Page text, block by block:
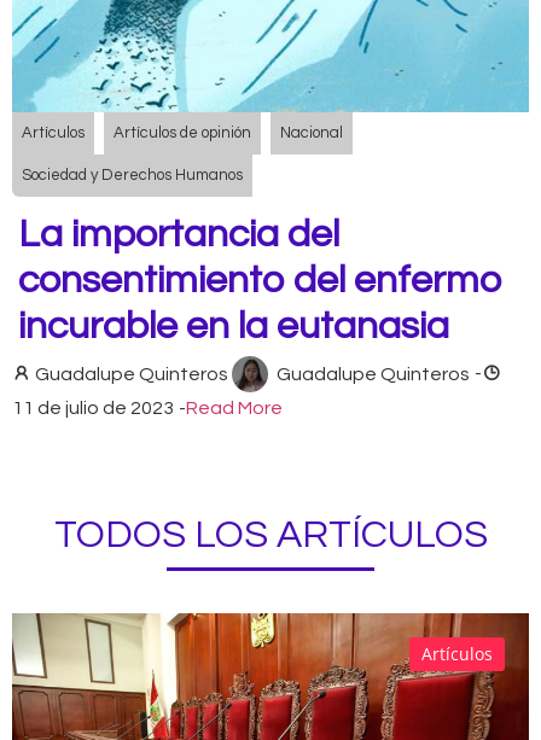
Artículos Artículos de opinión Nacional
Sociedad y Derechos Humanos
La importancia del
consentimiento del enfermo
incurable en la eutanasia
Guadalupe Quinteros Guadalupe Quinteros -
11 de julio de 2023 -Read More
TODOS LOS ARTÍCULOS
Artículos